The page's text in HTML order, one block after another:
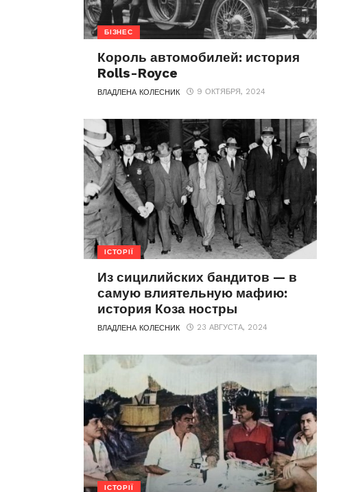
БІЗНЕС
Король автомобилей: история
Rolls-Royce
ВЛАДЛЕНА КОЛЕСНИК 9 ОКТЯБРЯ, 2024
ІСТОРІЇ
Из сицилийских бандитов — в
самую влиятельную мафию:
история Коза ностры
ВЛАДЛЕНА КОЛЕСНИК 23 АВГУСТА, 2024
ІСТОРІЇ